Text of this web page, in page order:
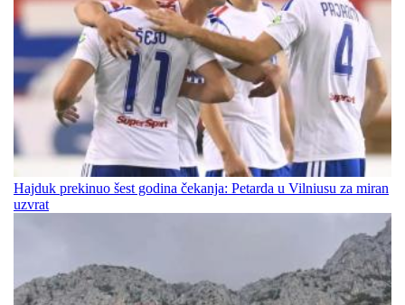
Hajduk prekinuo šest godina čekanja: Petarda u Vilniusu za miran
uzvrat